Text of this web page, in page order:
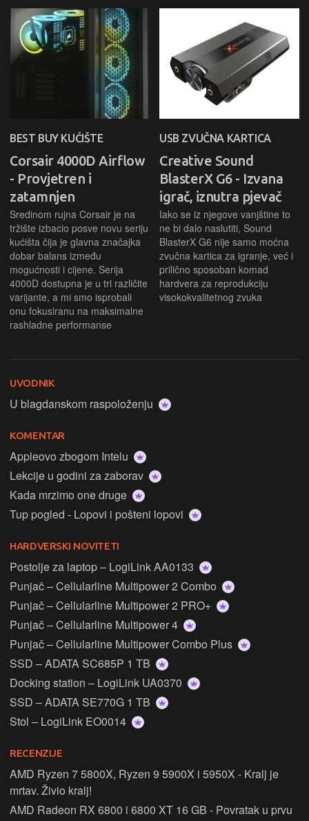
BEST BUY KUĆIŠTE
Corsair 4000D Airflow
- Provjetren i
zatamnjen
Sredinom rujna Corsair je na
tržište izbacio posve novu seriju
kućišta čija je glavna značajka
dobar balans između
mogućnosti i cijene. Serija
4000D dostupna je u tri različite
varijante, a mi smo isprobali
onu fokusiranu na maksimalne
rashladne performanse
USB ZVUČNA KARTICA
Creative Sound
BlasterX G6 - Izvana
igrač, iznutra pjevač
Iako se iz njegove vanjštine to
ne bi dalo naslutiti, Sound
BlasterX G6 nije samo moćna
zvučna kartica za igranje, već i
prilično sposoban komad
hardvera za reprodukciju
visokokvalitetnog zvuka
UVODNIK
U blagdanskom raspoloženju
KOMENTAR
Appleovo zbogom Intelu
Lekcije u godini za zaborav
Kada mrzimo one druge
Tup pogled - Lopovi i pošteni lopovi
HARDVERSKI NOVITETI
Postolje za laptop – LogiLink AA0133
Punjač – Cellularline Multipower 2 Combo
Punjač – Cellularline Multipower 2 PRO+
Punjač – Cellularline Multipower 4
Punjač – Cellularline Multipower Combo Plus
SSD – ADATA SC685P 1 TB
Docking station – LogiLink UA0370
SSD – ADATA SE770G 1 TB
Stol – LogiLink EO0014
RECENZIJE
AMD Ryzen 7 5800X, Ryzen 9 5900X i 5950X - Kralj je
mrtav. Živio kralj!
AMD Radeon RX 6800 i 6800 XT 16 GB - Povratak u prvu